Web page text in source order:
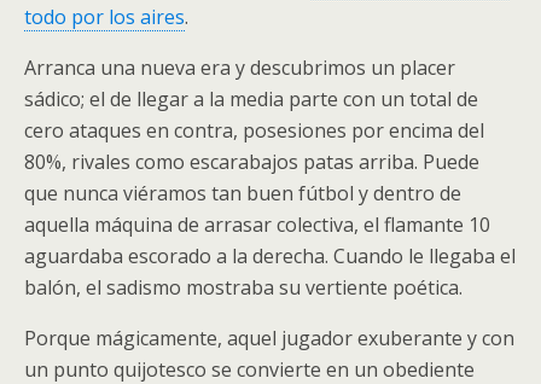
todo por los aires.
Arranca una nueva era y descubrimos un placer
sádico; el de llegar a la media parte con un total de
cero ataques en contra, posesiones por encima del
80%, rivales como escarabajos patas arriba. Puede
que nunca viéramos tan buen fútbol y dentro de
aquella máquina de arrasar colectiva, el flamante 10
aguardaba escorado a la derecha. Cuando le llegaba el
balón, el sadismo mostraba su vertiente poética.
Porque mágicamente, aquel jugador exuberante y con
un punto quijotesco se convierte en un obediente